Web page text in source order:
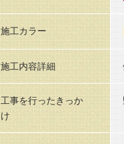
施工カラー
施工内容詳細
工事を行ったきっか
け